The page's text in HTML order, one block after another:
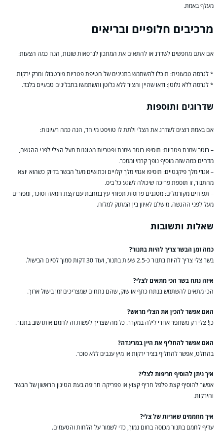
מעלף באמת.
מרכיבים חלופיים ובריאים
אם אתם מחפשים לשדרג או להתאים את המתכון לגרסאות שונות, הנה כמה הצעות:
* לגרסה טבעונית: תוכלו להשתמש בתנינים של חטיפת פטריות פורטבולו ומרק ירקות.
* לגרסה ללא גלוטן: ודאו שהיין והציר ללא גלוטן והשתמשו בתבלינים טבעיים בלבד.
שדרוגים ותוספות
אם באמת רוצים לשדרג את הצלי ולתת לו טוויסט מיוחד, הנה כמה רעיונות:
– רוטב שמנת פטריות: תוסיפו רוטב שמנת ופטריות מטוגנות מעל הצלי לפני ההגשה,
מדהים כמה שזה מוסיף נופך קרמי וממכר.
– אגוזי מלך פיקנטיים: תוסיפו אגוזי מלך קלויים וכתושים מעל הבשר בדיוק כשהוא יוצא
מהתנור, זו תוספת פריכה שיכולה לשגע כל ביס.
– תפוחים מקורמלים: מטגנים פרוסות תפוחי עץ במחבת עם קצת חמאה וסוכר, ומפזרים
מעל לפני ההגשה. מושלם לאיזון בין המתוק למלוח.
שאלות ותשובות
כמה זמן הבשר צריך להיות בתנור?
בשר צלי צריך להיות בתנור כ-2.5 שעות בתנור, ועוד 30 דקות סמוך לסיום הבישול.
איזה נתח בשר הכי מתאים לצלי?
הכי מתאים להשתמש בנתח כתף או שוק, שהם נתחים שמצריכים זמן בישול ארוך.
האם אפשר להכין את הצלי מראש?
כן! צלי רק משתפר אחרי לילה במקרר. כל מה שצריך לעשות זה לחמם אותו שוב בתנור.
האם אפשר להחליף את היין במרינדה?
בהחלט, אפשר להחליף בציר ירקות או מיץ ענבים ללא סוכר.
איך ניתן להוסיף חריפות לצלי?
אפשר להוסיף קצת פלפל חריף קצוץ או פפריקה חריפה בעת הטיגון הראשון של הבשר
והירקות.
איך מחממים שאריות של צלי?
עדיף לחמם בתנור מכוסה בחום נמוך, כדי לשמור על הלחות והטעמים.